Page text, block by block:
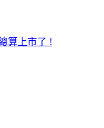
算上市了 !